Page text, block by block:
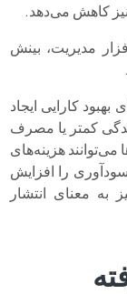
کاهش می‌دهد.
مدیریت، بینش
بهبود کارایی ایجاد
کمتر یا مصرف
هزینه‌های
را افزایش
معنای انتشار